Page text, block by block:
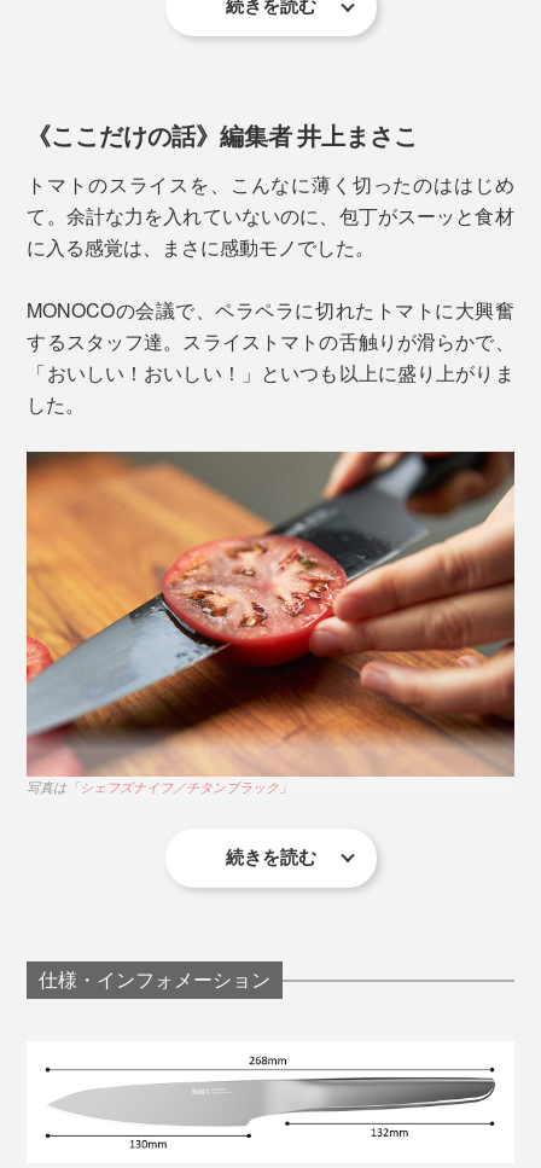
の「ホーニングロッド（別売）」での簡単なお手入れが
おすすめ。
写真は「 シェフズナイフ／チタンブラック」と「ホーニングロッド」
ホーニングロッドは、エディションナイフの硬さ
(HRC60＋)に合わせてつくられた、1000グリッドのセ
ラミック製のシャープナー。使い方は驚くほど手軽で
写真は「コンプリートセット／マットシルバー
白いセラミック部分に、ナイフの刃を12〜15度の角度
鋼材開発のプロフェッショナルやプロダクションパート
を開発。
誰の手にも馴染むミニマムなデザインを追求し、エンジ
年間の月日をかけて緻密につくり上げました。
続きを読む
《ここだけの話》編集者 井上まさこ
トマトのスライスを、こんなに薄く切ったのははじめ
て。余計な力を入れていないのに、包丁がスーッと食材
に入る感覚は、まさに感動モノでした。
MONOCOの会議で、ペラペラに切れたトマトに大興奮
するスタッフ達。スライストマトの舌触りが滑らかで、
「おいしい！おいしい！」といつも以上に盛り上がりま
した。
写真は「シェフズナイフ／チタンブラック 」
「切る」が変わるだけで、料理ってこんなにもモチベー
ました。
「食材を切る・刻む」という行為は、集中して無心で取
続きを読む
仕様・インフォメーション